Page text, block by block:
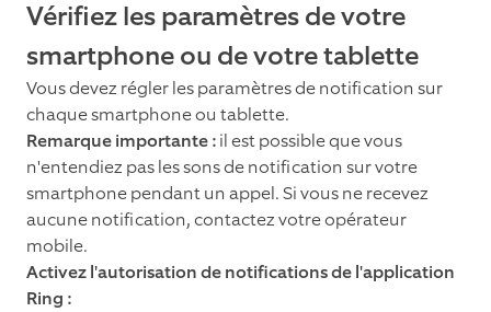
Vérifiez les paramètres de votre
smartphone ou de votre tablette
Vous devez régler les paramètres de notification sur
chaque smartphone ou tablette.
Remarque importante :il est possible que vous
n'entendiez pas les sons de notification sur votre
smartphone pendant un appel. Si vous ne recevez
aucune notification, contactez votre opérateur
mobile.
Activez l'autorisation de notifications de l'application
Ring :